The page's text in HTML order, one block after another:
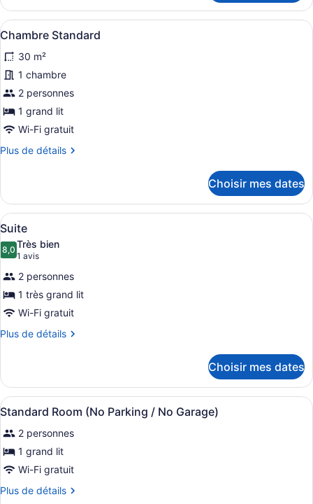
Chambre
Deluxe
Afficher
toutes
les
photos
pour
ce
type
chambre :
Une chambre d’hôtel moderne
14
Chambre Standard
30 m²
1 chambre
2 personnes
1 grand lit
Wi-Fi gratuit
Plus de détails
Plus
Chambre
Standard
Choisir mes dates
Afficher
toutes
les
photos
pour
ce
type
de
Une chambre d’hôtel moderne
4
Suite
8,08,0 sur 10
Très bien
1 avis
(1 avis)
2 personnes
1 très grand lit
Wi-Fi gratuit
Plus de détails
Plus
Suite
Choisir mes dates
Afficher
toutes
les
photos
pour
ce
type
Coffre-fort, bureau, accès au Wi-
7
Standard Room (No Parking / No Garage)
2 personnes
1 grand lit
Wi-Fi gratuit
Plus de détails
Plus